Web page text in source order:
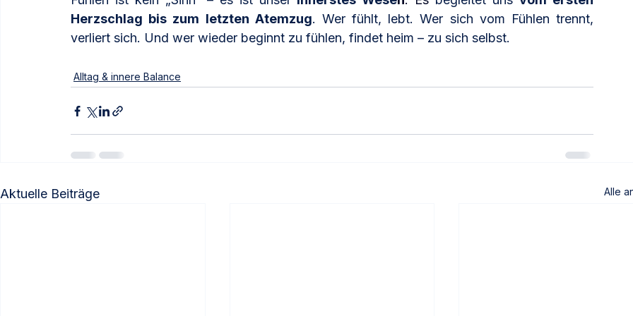
Herzschlag bis zum letzten Atemzug. Wer fühlt, lebt. Wer sich vom Fühlen trennt,
verliert sich. Und wer wieder beginnt zu fühlen, findet heim – zu sich selbst.
Alltag & innere Balance
Aktuelle Beiträge Alle